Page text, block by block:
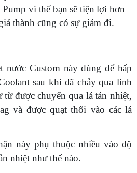
vì thế bạn sẽ tiện lợi hơn
thành cũng có sự giảm đi.
nước Custom này dùng để hấp
sau khi đã chảy qua linh
được chuyển qua lá tản nhiệt,
và được quạt thổi vào các lá
này phụ thuộc nhiều vào độ
nhiệt như thế nào.